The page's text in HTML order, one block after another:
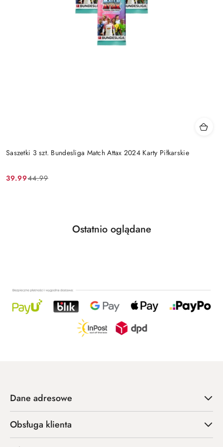
Saszetki 3 szt. Bundesliga Match Attax 2024 Karty Piłkarskie
Cena
39.99
Cena
44.99
Pomiń karuzelę produktów
Produkty
Ostatnio oglądane
Dane adresowe
Obsługa klienta